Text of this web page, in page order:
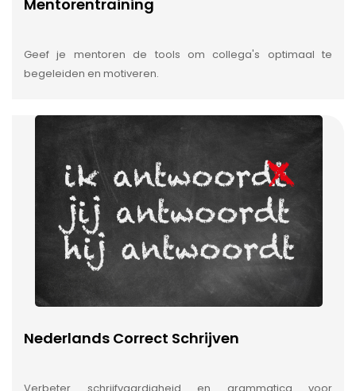
Mentorentraining
Geef je mentoren de tools om collega's optimaal te
begeleiden en motiveren.
Nederlands Correct Schrijven
Verbeter schrijfvaardigheid en grammatica voor